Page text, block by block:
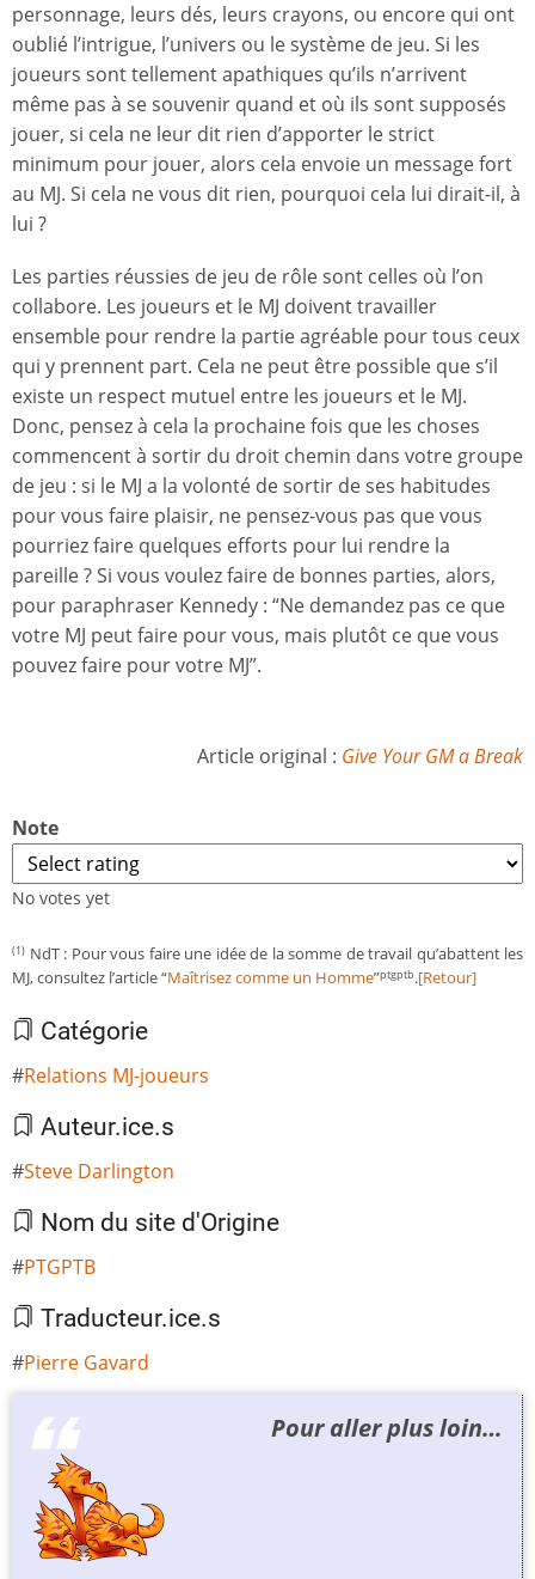
personnage, leurs dés, leurs crayons, ou encore qui ont
oublié l’intrigue, l’univers ou le système de jeu. Si les
joueurs sont tellement apathiques qu’ils n’arrivent
même pas à se souvenir quand et où ils sont supposés
jouer, si cela ne leur dit rien d’apporter le strict
minimum pour jouer, alors cela envoie un message fort
au MJ. Si cela ne vous dit rien, pourquoi cela lui dirait-il, à
lui ?
Les parties réussies de jeu de rôle sont celles où l’on
collabore. Les joueurs et le MJ doivent travailler
ensemble pour rendre la partie agréable pour tous ceux
qui y prennent part. Cela ne peut être possible que s’il
existe un respect mutuel entre les joueurs et le MJ.
Donc, pensez à cela la prochaine fois que les choses
commencent à sortir du droit chemin dans votre groupe
de jeu : si le MJ a la volonté de sortir de ses habitudes
pour vous faire plaisir, ne pensez-vous pas que vous
pourriez faire quelques efforts pour lui rendre la
pareille ? Si vous voulez faire de bonnes parties, alors,
pour paraphraser Kennedy : “Ne demandez pas ce que
votre MJ peut faire pour vous, mais plutôt ce que vous
pouvez faire pour votre MJ”.
Article original : Give Your GM a Break
Note
No votes yet
(1) NdT : Pour vous faire une idée de la somme de travail qu’abattent les
MJ, consultez l’article “Maîtrisez comme un Homme”ptgptb.[Retour]
Catégorie
Relations MJ-joueurs
Auteur.ice.s
Steve Darlington
Nom du site d'Origine
PTGPTB
Traducteur.ice.s
Pierre Gavard
Pour aller plus loin…